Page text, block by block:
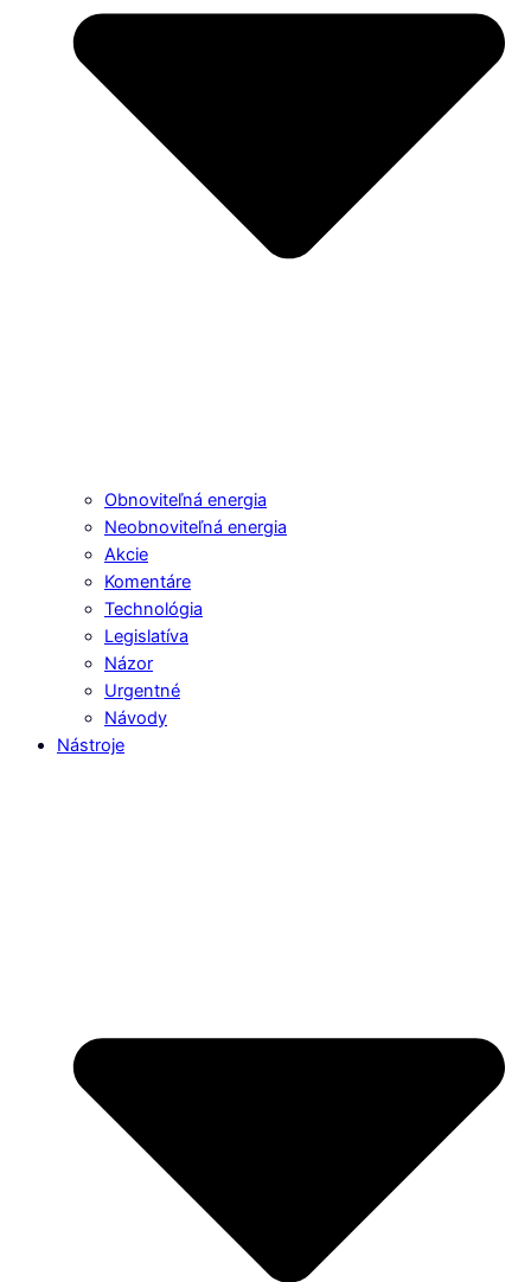
Obnoviteľná energia
Neobnoviteľná energia
Akcie
Komentáre
Technológia
Legislatíva
Názor
Urgentné
Návody
Nástroje